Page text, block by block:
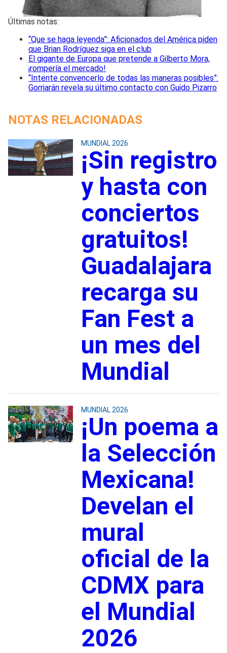
Últimas notas:
“Que se haga leyenda”: Aficionados del América piden
que Brian Rodríguez siga en el club
El gigante de Europa que pretende a Gilberto Mora,
¡rompería el mercado!
“Intente convencerlo de todas las maneras posibles”:
Gorriarán revela su último contacto con Guido Pizarro
NOTAS RELACIONADAS
MUNDIAL 2026
¡Sin registro
y hasta con
conciertos
gratuitos!
Guadalajara
recarga su
Fan Fest a
un mes del
Mundial
MUNDIAL 2026
¡Un poema a
la Selección
Mexicana!
Develan el
mural
oficial de la
CDMX para
el Mundial
2026